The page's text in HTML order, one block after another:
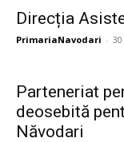
Direcția
PrimariaNavodari -
Parteneriat
deosebită
Năvodari